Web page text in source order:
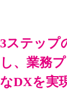
3ステップ
し、業務
なDXを実